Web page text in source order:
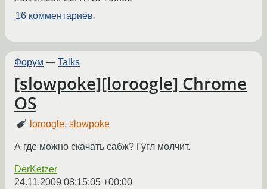
16 комментариев
Форум — Talks
[slowpoke][loroogle] Chrome
OS
loroogle,slowpoke
А где можно скачать сабж? Гугл молчит.
DerKetzer
24.11.2009 08:15:05 +00:00